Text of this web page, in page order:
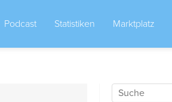
Podcast Statistiken Marktplatz